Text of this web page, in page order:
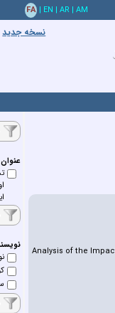
FA | EN | AR | AM
نسخه جدید